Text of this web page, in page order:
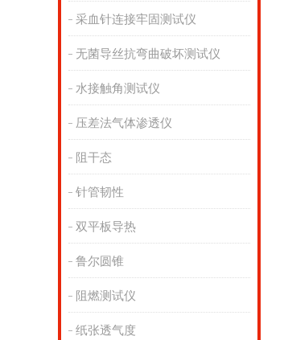
采血针连接牢固测试仪
无菌导丝抗弯曲破坏测试仪
水接触角测试仪
压差法气体渗透仪
阻干态
针管韧性
双平板导热
鲁尔圆锥
阻燃测试仪
纸张透气度